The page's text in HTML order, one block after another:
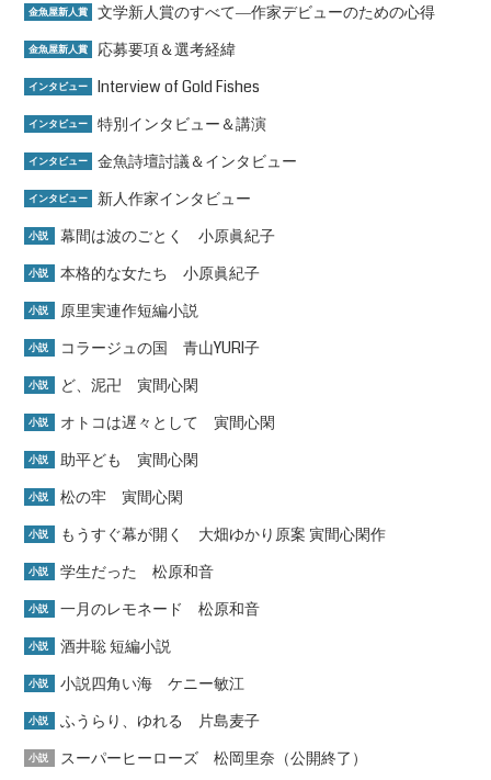
金魚屋新人賞 文学新人賞のすべて―作家デビューのための心得
金魚屋新人賞 応募要項＆選考経緯
インタビュー Interview of Gold Fishes
インタビュー 特別インタビュー＆講演
インタビュー 金魚詩壇討議＆インタビュー
インタビュー 新人作家インタビュー
小説 幕間は波のごとく 小原眞紀子
小説 本格的な女たち 小原眞紀子
小説 原里実連作短編小説
小説 コラージュの国 青山YURI子
小説 ど、泥卍 寅間心閑
小説 オトコは遅々として 寅間心閑
小説 助平ども 寅間心閑
小説 松の牢 寅間心閑
小説 もうすぐ幕が開く 大畑ゆかり原案 寅間心閑作
小説 学生だった 松原和音
小説 一月のレモネード 松原和音
小説 酒井聡 短編小説
小説 小説四角い海 ケニー敏江
小説 ふうらり、ゆれる 片島麦子
小説 スーパーヒーローズ 松岡里奈（公開終了）